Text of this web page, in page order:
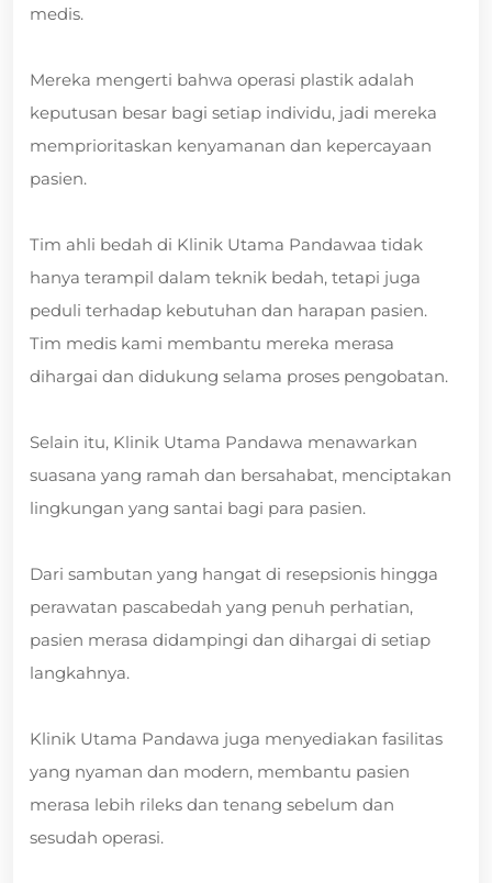
medis.
Mereka mengerti bahwa operasi plastik adalah
keputusan besar bagi setiap individu, jadi mereka
memprioritaskan kenyamanan dan kepercayaan
pasien.
Tim ahli bedah di Klinik Utama Pandawaa tidak
hanya terampil dalam teknik bedah, tetapi juga
peduli terhadap kebutuhan dan harapan pasien.
Tim medis kami membantu mereka merasa
dihargai dan didukung selama proses pengobatan.
Selain itu, Klinik Utama Pandawa menawarkan
suasana yang ramah dan bersahabat, menciptakan
lingkungan yang santai bagi para pasien.
Dari sambutan yang hangat di resepsionis hingga
perawatan pascabedah yang penuh perhatian,
pasien merasa didampingi dan dihargai di setiap
langkahnya.
Klinik Utama Pandawa juga menyediakan fasilitas
yang nyaman dan modern, membantu pasien
merasa lebih rileks dan tenang sebelum dan
sesudah operasi.